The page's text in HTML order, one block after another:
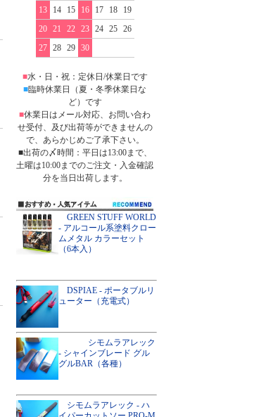
13
14 15 16 17 18
19
20
21 22 23 24 25
26
27
28 29 30
■水・日・祝：定休日/休業日です
■臨時休業日（夏・冬季休業日な
ど）です
■休業日はメール対応、お問い合わ
せ受付、及び出荷等ができませんの
で、あらかじめご了承下さい。
■出荷の〆時間：平日は13:00まで、
土曜は10:00までのご注文・入金確認
分を当日出荷します。
GREEN STUFF WORLD
- アルコール系塗料クロー
ムメタル カラーセット
（6本入）
DSPIAE - ポータブルリ
ューター（充電式）
シモムラアレック
- シャインブレード グル
グルBAR（各種）
シモムラアレック - ハ